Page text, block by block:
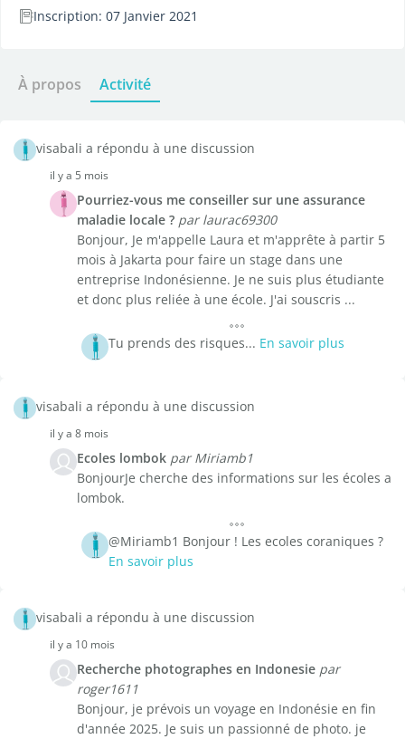
Inscription: 07 Janvier 2021
À propos Activité
visabali a répondu à une discussion
il y a 5 mois
Pourriez-vous me conseiller sur une assurance
maladie locale ? par laurac69300
Bonjour, Je m'appelle Laura et m'apprête à partir 5
mois à Jakarta pour faire un stage dans une
entreprise Indonésienne. Je ne suis plus étudiante
et donc plus reliée à une école. J'ai souscris ...
Tu prends des risques... En savoir plus
visabali a répondu à une discussion
il y a 8 mois
Ecoles lombok par Miriamb1
BonjourJe cherche des informations sur les écoles a
lombok.
@Miriamb1 Bonjour ! Les ecoles coraniques ?
En savoir plus
visabali a répondu à une discussion
il y a 10 mois
Recherche photographes en Indonesie par
roger1611
Bonjour, je prévois un voyage en Indonésie en fin
d'année 2025. Je suis un passionné de photo. je